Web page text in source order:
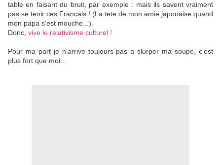
table en faisant du bruit, par exemple : mais ils savent vraiment
pas se tenir ces Francais ! (La tete de mon amie japonaise quand
mon papa s'est mouche...).
Donc, vive le relativisme culturel !
Pour ma part je n'arrive toujours pas a slurper ma soupe, c'est
plus fort que moi...